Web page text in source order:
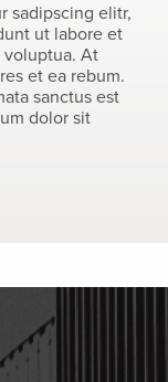
sadipscing elitr,
ut labore et
voluptua. At
et ea rebum.
sanctus est
dolor sit